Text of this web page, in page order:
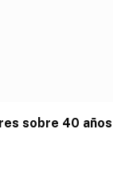
sobre 40 años